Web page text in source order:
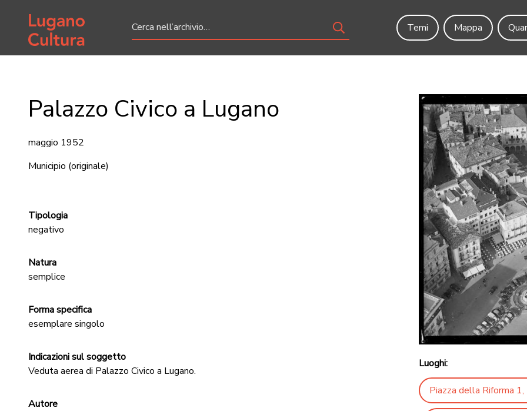
Home page
Temi
Mappa
Palazzo Civico a Lugano
maggio 1952
Municipio (originale)
Tipologia
negativo
Natura
semplice
Forma specifica
esemplare singolo
Indicazioni sul soggetto
Veduta aerea di Palazzo Civico a Lugano.
Autore
Luoghi:
Piazza della Riforma 1,